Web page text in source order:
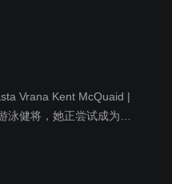
Vrana Kent McQuaid |
健将，她正尝试成为第
同在这场特殊的游泳马拉